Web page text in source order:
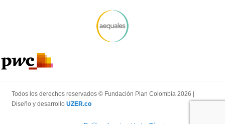
Todos los derechos reservados © Fundación Plan Colombia 2026 |
Diseño y desarrollo UZER.co